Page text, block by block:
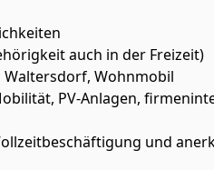
auch in der Freizeit)
Wohnmobil
PV-Anlagen,
und